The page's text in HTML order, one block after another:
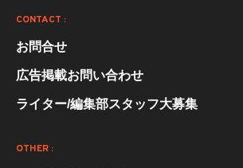
CONTACT :
お問合せ
広告掲載お問い合わせ
ライター/編集部スタッフ大募集
OTHER :